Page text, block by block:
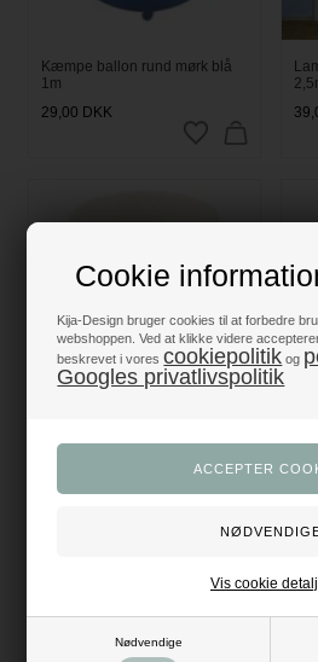
Cookie
Kija-Design bruger cookies til at forbedre
webshoppen. Ved at klikke videre
beskrevet i vorescookiepolitik og
Googles privatlivspolitik
Nødvendige
Vis cookie
Kæmpe ballon rund mørk blå
1m
29,00 DKK
4 stk.